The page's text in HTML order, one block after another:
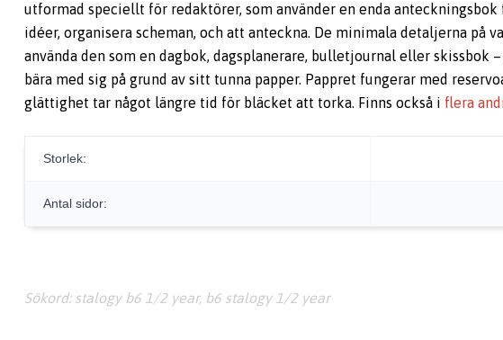
utformad speciellt för redaktörer, som använder en enda
idéer, organisera scheman, och att anteckna. De minimala detaljerna på
använda den som en dagbok, dagsplanerare, bulletjournal eller skissbok
bära med sig på grund av sitt tunna papper. Pappret fungerar med
glättighet tar något längre tid för bläcket att torka. Finns också i flera
Storlek:
Antal sidor:
Sökord: stalogy b6 1/2 year, b6 stalogy 1/2 year